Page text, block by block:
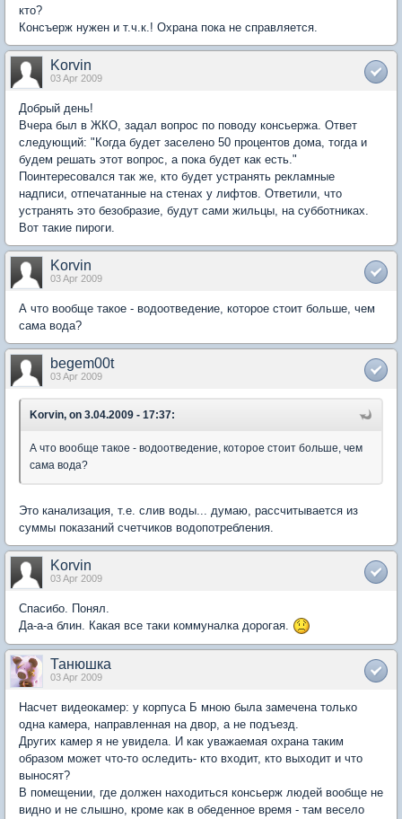
кто?
Консъерж нужен и т.ч.к.! Охрана пока не справляется.
Korvin
03 Apr 2009
Добрый день!
Вчера был в ЖКО, задал вопрос по поводу консьержа. Ответ
следующий: "Когда будет заселено 50 процентов дома, тогда и
будем решать этот вопрос, а пока будет как есть."
Поинтересовался так же, кто будет устранять рекламные
надписи, отпечатанные на стенах у лифтов. Ответили, что
устранять это безобразие, будут сами жильцы, на субботниках.
Вот такие пироги.
Korvin
03 Apr 2009
А что вообще такое - водоотведение, которое стоит больше, чем
сама вода?
begem00t
03 Apr 2009
Korvin, on 3.04.2009 - 17:37:
А что вообще такое - водоотведение, которое стоит больше, чем
сама вода?
Это канализация, т.е. слив воды... думаю, рассчитывается из
суммы показаний счетчиков водопотребления.
Korvin
03 Apr 2009
Спасибо. Понял.
Да-а-а блин. Какая все таки коммуналка дорогая.
Танюшка
03 Apr 2009
Насчет видеокамер: у корпуса Б мною была замечена только
одна камера, направленная на двор, а не подъезд.
Других камер я не увидела. И как уважаемая охрана таким
образом может что-то оследить- кто входит, кто выходит и что
выносят?
В помещении, где должен находиться консьерж людей вообще не
видно и не слышно, кроме как в обеденное время - там весело